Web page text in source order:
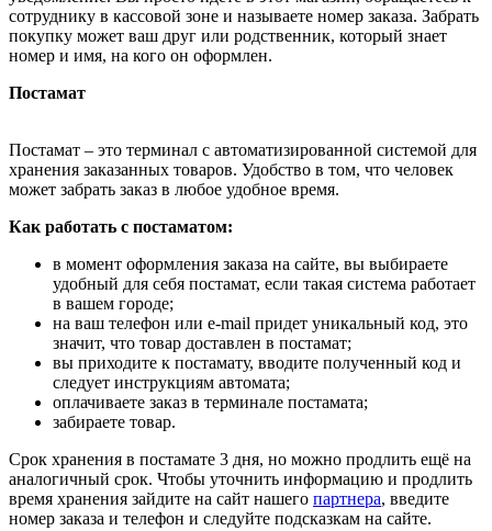
сотруднику в кассовой зоне и называете номер заказа. Забрать
покупку может ваш друг или родственник, который знает
номер и имя, на кого он оформлен.
Постамат
Постамат – это терминал с автоматизированной системой для
хранения заказанных товаров. Удобство в том, что человек
может забрать заказ в любое удобное время.
Как работать с постаматом:
в момент оформления заказа на сайте, вы выбираете
удобный для себя постамат, если такая система работает
в вашем городе;
на ваш телефон или e-mail придет уникальный код, это
значит, что товар доставлен в постамат;
вы приходите к постамату, вводите полученный код и
следует инструкциям автомата;
оплачиваете заказ в терминале постамата;
забираете товар.
Срок хранения в постамате 3 дня, но можно продлить ещё на
аналогичный срок. Чтобы уточнить информацию и продлить
время хранения зайдите на сайт нашего партнера, введите
номер заказа и телефон и следуйте подсказкам на сайте.